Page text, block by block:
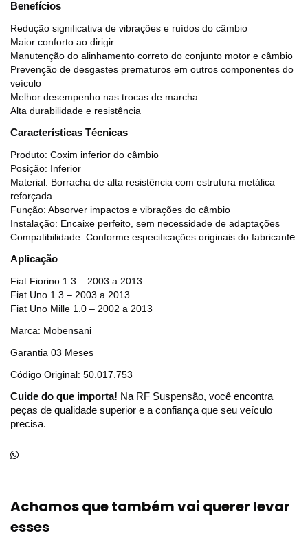
Benefícios
Redução significativa de vibrações e ruídos do câmbio
Maior conforto ao dirigir
Manutenção do alinhamento correto do conjunto motor e câmbio
Prevenção de desgastes prematuros em outros componentes do
veículo
Melhor desempenho nas trocas de marcha
Alta durabilidade e resistência
Características Técnicas
Produto: Coxim inferior do câmbio
Posição: Inferior
Material: Borracha de alta resistência com estrutura metálica
reforçada
Função: Absorver impactos e vibrações do câmbio
Instalação: Encaixe perfeito, sem necessidade de adaptações
Compatibilidade: Conforme especificações originais do fabricante
Aplicação
Fiat Fiorino 1.3 – 2003 a 2013
Fiat Uno 1.3 – 2003 a 2013
Fiat Uno Mille 1.0 – 2002 a 2013
Marca: Mobensani
Garantia 03 Meses
Código Original: 50.017.753
Cuide do que importa! Na RF Suspensão, você encontra
peças de qualidade superior e a confiança que seu veículo
precisa.
Achamos que também vai querer levar
esses